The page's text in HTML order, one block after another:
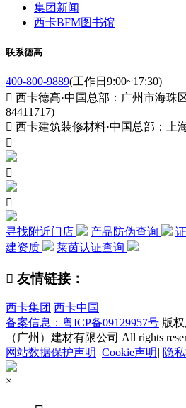
集团新闻
西卡BFM图书馆
联系德高
400-800-9889(工作日9:00~17:30)
 西卡德高·中国总部：广州市海珠
84411717)
 西卡建筑装修材料·中国总部：上



寻找附近门店 产品防伪查询
建资质
莱茵认证查询
 友情链接：
西卡集团 西卡中国
备案信息：粤ICP备09129957号|版
（广州）建材有限公司 All rights
网站数据保护声明 | Cookie声明 | 隐
×